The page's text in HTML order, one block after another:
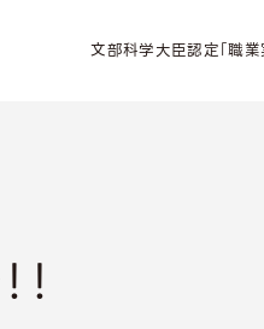
文部科学大臣認定「職